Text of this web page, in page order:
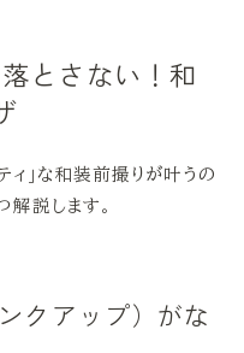
とさない！和
ィ」な和装前撮りが叶うの
解説します。
クアップ）がな